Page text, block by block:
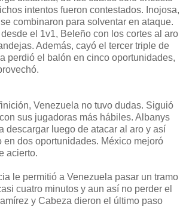
intentos fueron contestados. Inojosa,
combinaron para solventar en ataque.
desde el 1v1, Beleño con los cortes al aro
Además, cayó el tercer triple de
perdió el balón en cinco oportunidades,
Venezuela no tuvo dudas. Siguió
sus jugadoras más hábiles. Albanys
descargar luego de atacar al aro y así
en dos oportunidades. México mejoró
acierto.
le permitió a Venezuela pasar un tramo
cuatro minutos y aun así no perder el
y Cabeza dieron el último paso